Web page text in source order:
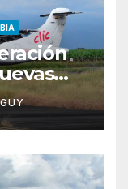
y Tolú